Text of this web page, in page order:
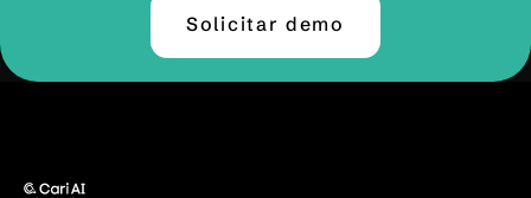
Solicitar demo